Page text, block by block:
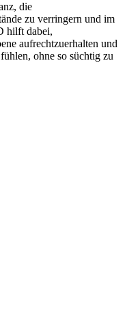
die
zu verringern und im
hilft dabei,
aufrechtzuerhalten und
ohne so süchtig zu